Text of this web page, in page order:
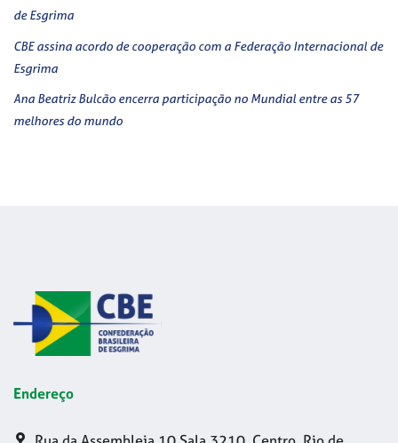
de Esgrima
CBE assina acordo de cooperação com a Federação Internacional de
Esgrima
Ana Beatriz Bulcão encerra participação no Mundial entre as 57
melhores do mundo
Endereço